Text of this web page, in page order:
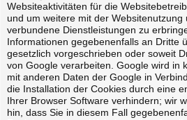
Websiteaktivitäten für die
und um weitere mit der
verbundene Dienstleistungen zu
Informationen gegebenenfalls an Dritte
gesetzlich vorgeschrieben oder soweit
von Google verarbeiten. Google wird in
mit anderen Daten der Google in
die Installation der Cookies durch eine
Ihrer Browser Software verhindern; wir
hin, dass Sie in diesem Fall